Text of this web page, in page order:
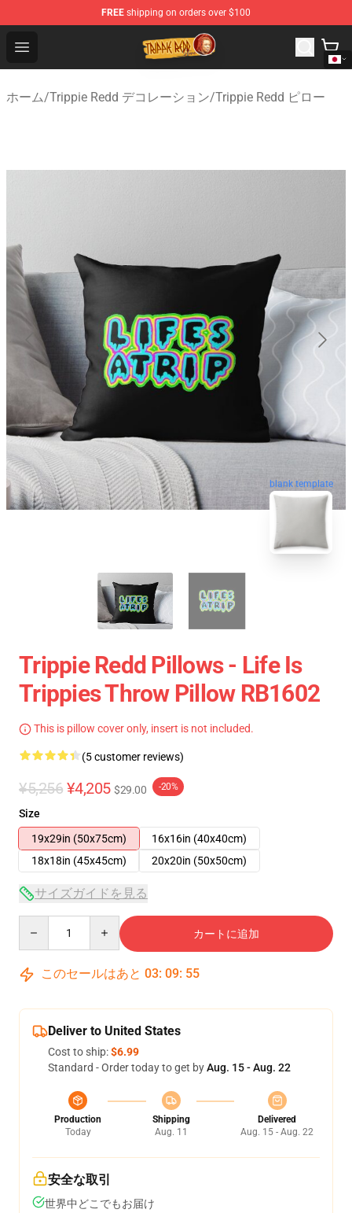
FREE shipping on orders over $100
Open menu
Trippie Redd Store - Official Trippie Redd Merchandise
ホーム/Trippie Redd デコレーション/Trippie Redd ピロー
blank template
Trippie Redd Pillows - Life Is
Trippies Throw Pillow RB1602
This is pillow cover only, insert is not included.
(5 customer reviews)
¥5,256 ¥4,205 $29.00 -20%
Size
19x29in (50x75cm)
16x16in (40x40cm)
18x18in (45x45cm)
20x20in (50x50cm)
サイズガイドを見る
カートに追加
このセールはあと 03: 09: 54
Deliver to United States
Cost to ship:$6.99
Standard - Order today to get byAug. 15 - Aug. 22
Production
Today
Shipping
Aug. 11
Delivered
Aug. 15 - Aug. 22
安全な取引
世界中どこでもお届け